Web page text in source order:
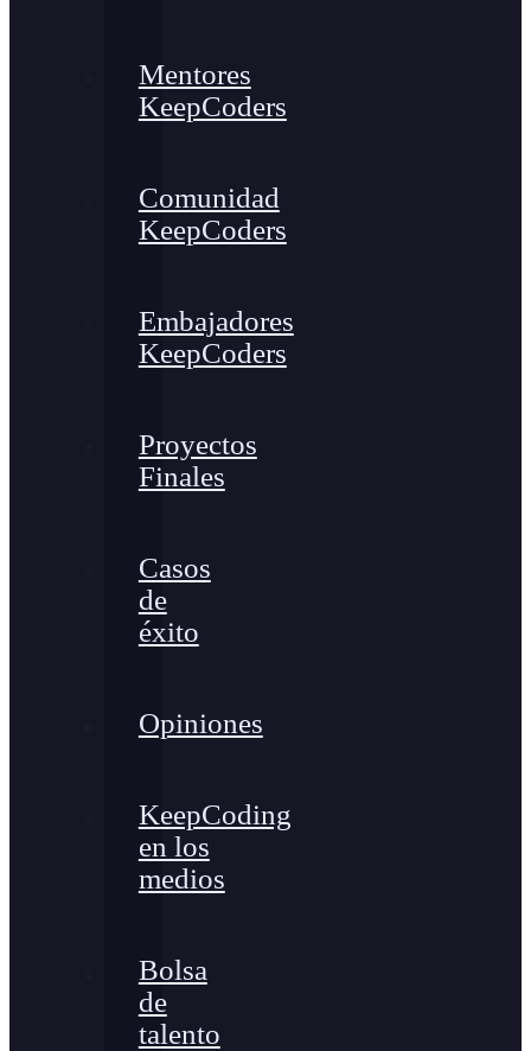
Mentores
KeepCoders
Comunidad
KeepCoders
Embajadores
KeepCoders
Proyectos
Finales
Casos
de
éxito
Opiniones
KeepCoding
en los
medios
Bolsa
de
talento